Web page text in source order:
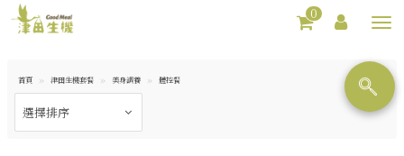
0
首頁 津田生機套餐 美身調養 體控餐